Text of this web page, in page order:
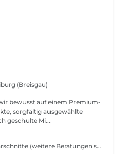
(Breisgau)
bewusst auf einem Premium-
sorgfältig ausgewählte
geschulte Mi...
Für Typveränderungen /Haarschnitte (weitere Beratungen siehe unten) -Kosten werden bei einem Folgetermin gegengerechnet ;-)Weiterhin behalten wir uns vor, bei einzelnen Leistungen eine Anzahlung zu verlangen. Wir bitten um Ihr Verständnis.